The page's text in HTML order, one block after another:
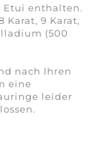
Etui enthalten.
Karat, 9 Karat,
(500
nach Ihren
eine
leider